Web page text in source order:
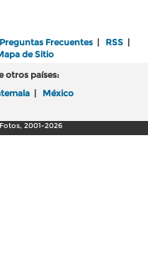
Preguntas Frecuentes | RSS |
de Sitio
otros países:
| México
2001-2026